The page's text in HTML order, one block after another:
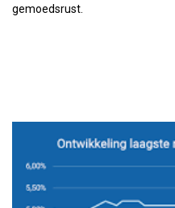
gemoedsrust.